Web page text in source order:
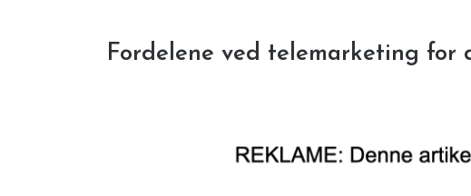
Fordelene ved telemarketing for